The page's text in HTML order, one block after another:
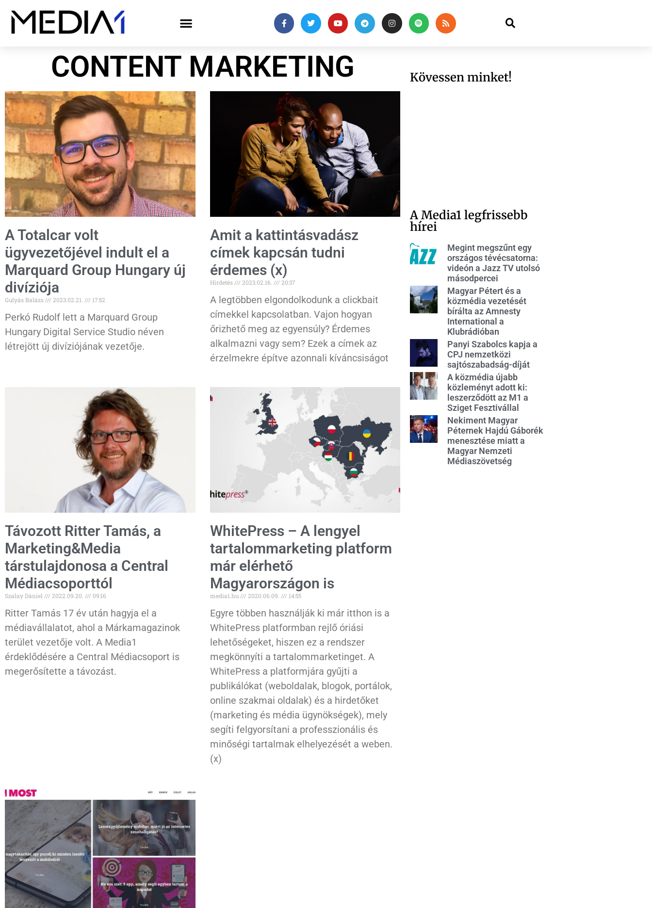
CONTENT MARKETING
A Totalcar volt
ügyvezetőjével indult el a
Marquard Group Hungary új
divíziója
Gulyás Balázs 2023.02.21. 17:52
Perkó Rudolf lett a Marquard Group
Hungary Digital Service Studio néven
létrejött új divíziójának vezetője.
Amit a kattintásvadász
címek kapcsán tudni
érdemes (x)
Hirdetés 2023.02.16. 20:37
A legtöbben elgondolkodunk a clickbait
címekkel kapcsolatban. Vajon hogyan
őrizhető meg az egyensúly? Érdemes
alkalmazni vagy sem? Ezek a címek az
érzelmekre építve azonnali kíváncsiságot
Távozott Ritter Tamás, a
Marketing&Media
társtulajdonosa a Central
Médiacsoporttól
Szalay Dániel 2022.09.20. 09:16
Ritter Tamás 17 év után hagyja el a
médiavállalatot, ahol a Márkamagazinok
terület vezetője volt. A Media1
érdeklődésére a Central Médiacsoport is
megerősítette a távozást.
WhitePress – A lengyel
tartalommarketing platform
már elérhető
Magyarországon is
media1.hu 2020.06.09. 14:55
Egyre többen használják ki már itthon is a
WhitePress platformban rejlő óriási
lehetőségeket, hiszen ez a rendszer
megkönnyíti a tartalommarketinget. A
WhitePress a platformjára gyűjti a
publikálókat (weboldalak, blogok, portálok,
online szakmai oldalak) és a hirdetőket
(marketing és média ügynökségek), mely
segíti felgyorsítani a professzionális és
minőségi tartalmak elhelyezését a weben.
(x)
Kövessen minket!
A Media1 legfrissebb
hírei
Megint megszűnt egy
országos tévécsatorna:
videón a Jazz TV utolsó
másodpercei
Magyar Pétert és a
közmédia vezetését
bírálta az Amnesty
International a
Klubrádióban
Panyi Szabolcs kapja a
CPJ nemzetközi
sajtószabadság-díját
A közmédia újabb
közleményt adott ki:
leszerződött az M1 a
Sziget Fesztivállal
Nekiment Magyar
Péternek Hajdú Gáborék
menesztése miatt a
Magyar Nemzeti
Médiaszövetség